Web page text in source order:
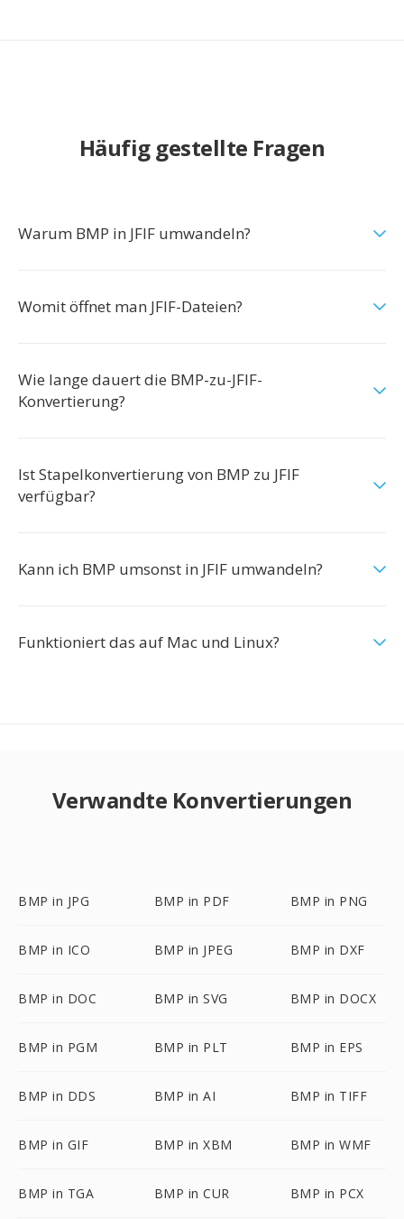
Häufig gestellte Fragen
Warum BMP in JFIF umwandeln?
Womit öffnet man JFIF-Dateien?
Wie lange dauert die BMP-zu-JFIF-
Konvertierung?
Ist Stapelkonvertierung von BMP zu JFIF
verfügbar?
Kann ich BMP umsonst in JFIF umwandeln?
Funktioniert das auf Mac und Linux?
Verwandte Konvertierungen
BMP in JPG BMP in PDF BMP in PNG
BMP in ICO BMP in JPEG BMP in DXF
BMP in DOC BMP in SVG BMP in DOCX
BMP in PGM BMP in PLT BMP in EPS
BMP in DDS BMP in AI BMP in TIFF
BMP in GIF BMP in XBM BMP in WMF
BMP in TGA BMP in CUR BMP in PCX